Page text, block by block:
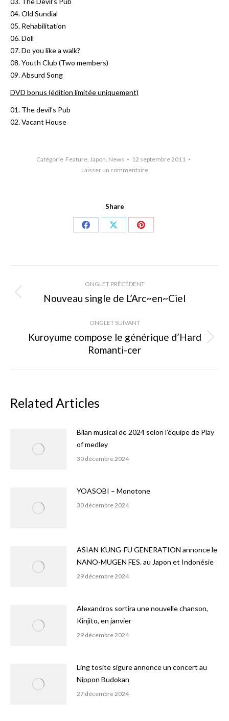
04. Old Sundial
05. Rehabilitation
06. Doll
07. Do you like a walk?
08. Youth Club (Two members)
09. Absurd Song
DVD bonus (édition limitée uniquement)
01. The devil’s Pub
02. Vacant House
Catégorie Feature, Japon, News
12 septembre 2011
Laisser un commentaire
Share
Share
Share
Share
Navigation
de
commentaire
ONGLET PRÉCÉDENT
Onglet
Nouveau single de L’Arc~en~Ciel
ONGLET SUIVANT
Onglet
suivant
Kuroyume compose le générique d’Hard
Romanti-cer
Related Articles
Bilan musical de 2024 selon l’équipe de Play
of medley
30 décembre 2024
YOASOBI – Monotone
30 décembre 2024
ASIAN KUNG-FU GENERATION annonce le
NANO-MUGEN FES. au Japon et Indonésie
29 décembre 2024
Alexandros sortira une nouvelle chanson,
Kinjito, en janvier
29 décembre 2024
Ling tosite sigure annonce un concert au
Nippon Budokan
27 décembre 2024